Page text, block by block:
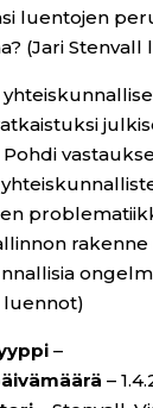
luentojen
(Jari Stenvall
luennot)
–
–